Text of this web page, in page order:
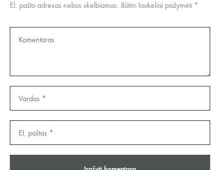
El. pašto adresas nebus skelbiamas. Būtini laukeliai pažymėti *